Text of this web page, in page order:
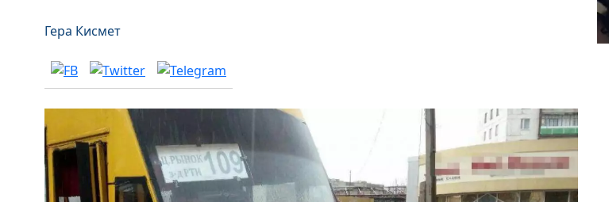
Гера Кисмет